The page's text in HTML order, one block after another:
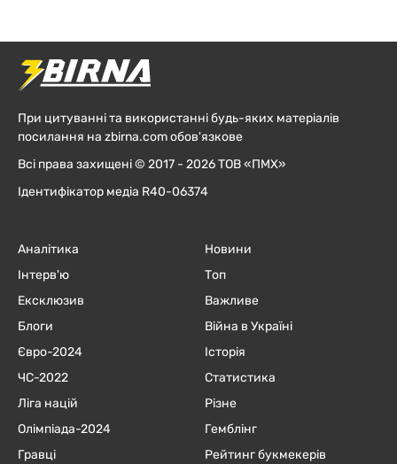
При цитуванні та використанні будь-яких матеріалів
посилання на zbirna.com обов'язкове
Всі права захищені © 2017 - 2026 ТОВ «ПМХ»
Ідентифікатор медіа R40-06374
Аналітика
Інтерв'ю
Ексклюзив
Блоги
Євро-2024
ЧC-2022
Ліга націй
Олімпіада-2024
Гравці
Новини
Топ
Важливе
Війна в Україні
Історія
Статистика
Різне
Гемблінг
Рейтинг букмекерів